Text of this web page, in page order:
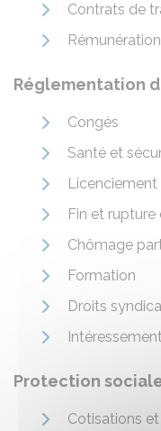
Contrats de
Réglementation
Congés
Santé et
Licenciement
Fin et
Chômage
Formation
Droits
Protection
Cotisations